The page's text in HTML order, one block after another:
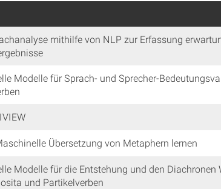
mithilfe von NLP zur Erfassung
Modelle für Sprach- und Sprecher-
Übersetzung von Metaphern lernen
Modelle für die Entstehung und den Diachronen
und Partikelverben